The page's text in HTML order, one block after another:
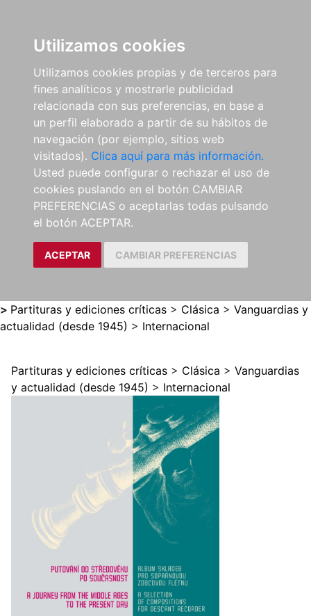
Utilizamos cookies
Utilizamos cookies propias y de terceros para
fines analíticos y mostrarle publicidad
relacionada con sus preferencias, en base a
un perfil elaborado a partir de su hábitos de
navegación (por ejemplo, sitios web
visitados). Clica aquí para más información.
Usted puede configurar o rechazar el uso de
cookies puslando en el botón CAMBIAR
PREFERENCIAS o aceptarlas todas pulsando
el botón ACEPTAR.
ACEPTAR CAMBIAR PREFERENCIAS
> Partituras y ediciones críticas > Clásica > Vanguardias y
actualidad (desde 1945) > Internacional
Partituras y ediciones críticas > Clásica > Vanguardias
y actualidad (desde 1945) > Internacional